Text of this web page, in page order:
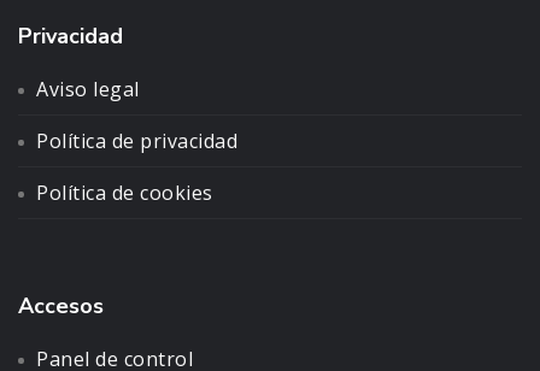
Privacidad
Aviso legal
Política de privacidad
Política de cookies
Accesos
Panel de control